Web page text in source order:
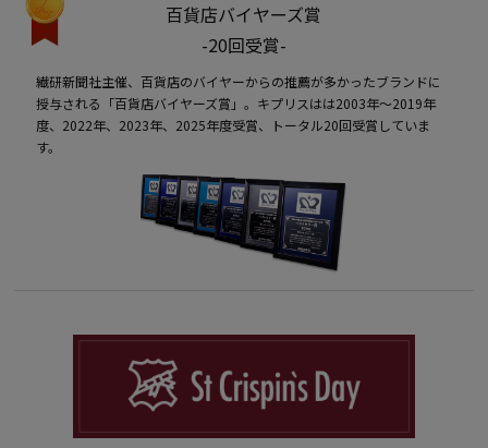
百貨店バイヤーズ賞
-20回受賞-
繊研新聞社主催、百貨店のバイヤーからの推薦が多かったブランドに
授与される「百貨店バイヤーズ賞」。キプリスはは2003年〜2019年
度、2022年、2023年、2025年度受賞、トータル20回受賞していま
す。